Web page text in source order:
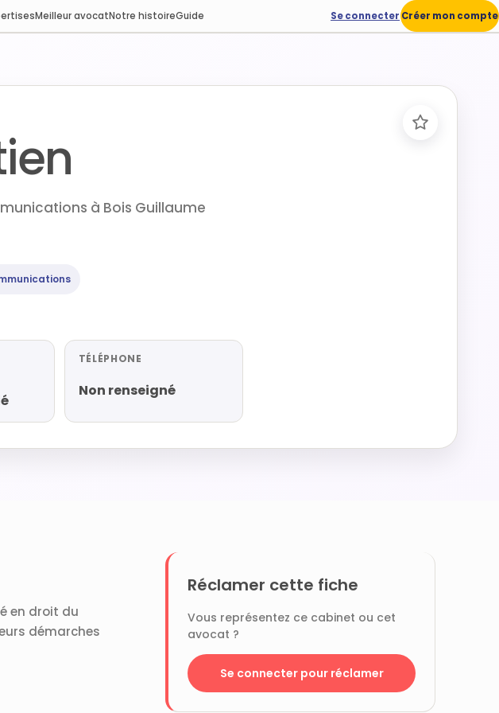
Meilleur avocatNotre histoireGuide Se connecter Créer mon compte
à Bois Guillaume
TÉLÉPHONE
Non renseigné
en droit du
démarches
Réclamer cette fiche
Vous représentez ce cabinet ou cet
avocat ?
Se connecter pour réclamer